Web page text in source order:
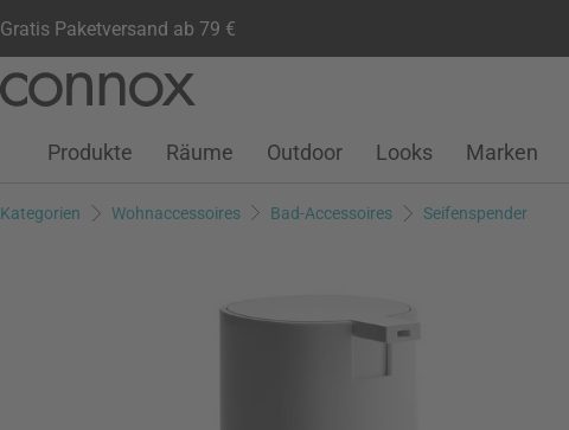
Gratis Paketversand ab 79 €
Seiteninhalt
Suchfeld
Kundenkonto
Wunschliste
Warenkorb
Produkte Räume Outdoor Looks Marken
Kategorien Wohnaccessoires Bad-Accessoires Seifenspender